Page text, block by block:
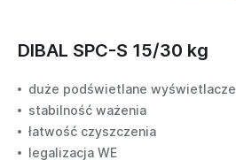
DIBAL SPC-S 15/30 kg
duże podświetlane wyświetlacze
stabilność ważenia
łatwość czyszczenia
legalizacja WE